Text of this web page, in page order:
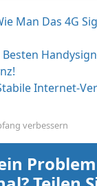
Man Das 4G
Besten
Internet-
verbessern